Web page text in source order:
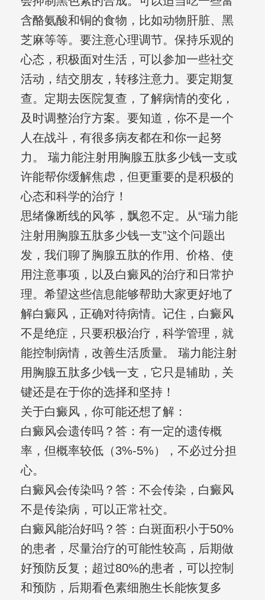
含酪氨酸和铜的食物，比如动物肝脏、黑
芝麻等等。要注意心理调节。保持乐观的
心态，积极面对生活，可以参加一些社交
活动，结交朋友，转移注意力。要定期复
查。定期去医院复查，了解病情的变化，
及时调整治疗方案。要知道，你不是一个
人在战斗，有很多病友都在和你一起努
力。 瑞力能注射用胸腺五肽多少钱一支或
许能帮你缓解焦虑，但更重要的是积极的
心态和科学的治疗！
思绪像断线的风筝，飘忽不定。从“瑞力能
注射用胸腺五肽多少钱一支”这个问题出
发，我们聊了胸腺五肽的作用、价格、使
用注意事项，以及白癜风的治疗和日常护
理。希望这些信息能够帮助大家更好地了
解白癜风，正确对待病情。记住，白癜风
不是绝症，只要积极治疗，科学管理，就
能控制病情，改善生活质量。 瑞力能注射
用胸腺五肽多少钱一支，它只是辅助，关
键还是在于你的选择和坚持！
关于白癜风，你可能还想了解：
白癜风会遗传吗？答：有一定的遗传概
率，但概率较低（3%-5%），不必过分担
心。
白癜风会传染吗？答：不会传染，白癜风
不是传染病，可以正常社交。
白癜风能治好吗？答：白斑面积小于50%
的患者，尽量治疗的可能性较高，后期做
好预防反复；超过80%的患者，可以控制
和预防，后期看色素细胞生长能恢复多